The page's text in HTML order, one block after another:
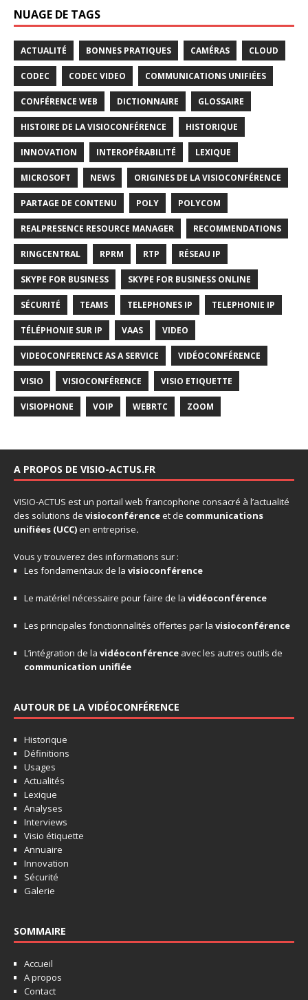
NUAGE DE TAGS
ACTUALITÉ BONNES PRATIQUES CAMÉRAS CLOUD
CODEC CODEC VIDEO COMMUNICATIONS UNIFIÉES
CONFÉRENCE WEB DICTIONNAIRE GLOSSAIRE
HISTOIRE DE LA VISIOCONFÉRENCE HISTORIQUE
INNOVATION INTEROPÉRABILITÉ LEXIQUE
MICROSOFT NEWS ORIGINES DE LA VISIOCONFÉRENCE
PARTAGE DE CONTENU POLY POLYCOM
REALPRESENCE RESOURCE MANAGER RECOMMENDATIONS
RINGCENTRAL RPRM RTP RÉSEAU IP
SKYPE FOR BUSINESS SKYPE FOR BUSINESS ONLINE
SÉCURITÉ TEAMS TELEPHONES IP TELEPHONIE IP
TÉLÉPHONIE SUR IP VAAS VIDEO
VIDEOCONFERENCE AS A SERVICE VIDÉOCONFÉRENCE
VISIO VISIOCONFÉRENCE VISIO ETIQUETTE
VISIOPHONE VOIP WEBRTC ZOOM
A PROPOS DE VISIO-ACTUS.FR
VISIO-ACTUS est un portail web francophone consacré à l’actualité
des solutions de visioconférenceet de communications
unifiées (UCC)en entreprise.
Vous y trouverez des informations sur :
Les fondamentaux de la visioconférence
Le matériel nécessaire pour faire de la vidéoconférence
Les principales fonctionnalités offertes par la visioconférence
L’intégration de la vidéoconférence avec les autres outils de
communication unifiée
AUTOUR DE LA VIDÉOCONFÉRENCE
Historique
Définitions
Usages
Actualités
Lexique
Analyses
Interviews
Visio étiquette
Annuaire
Innovation
Sécurité
Galerie
SOMMAIRE
Accueil
A propos
Contact